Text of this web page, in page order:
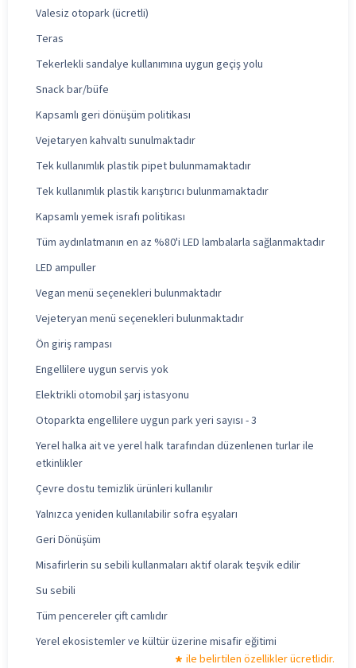
Valesiz otopark (ücretli)
Teras
Tekerlekli sandalye kullanımına uygun geçiş yolu
Snack bar/büfe
Kapsamlı geri dönüşüm politikası
Vejetaryen kahvaltı sunulmaktadır
Tek kullanımlık plastik pipet bulunmamaktadır
Tek kullanımlık plastik karıştırıcı bulunmamaktadır
Kapsamlı yemek israfı politikası
Tüm aydınlatmanın en az %80'i LED lambalarla sağlanmaktadır
LED ampuller
Vegan menü seçenekleri bulunmaktadır
Vejeteryan menü seçenekleri bulunmaktadır
Ön giriş rampası
Engellilere uygun servis yok
Elektrikli otomobil şarj istasyonu
Otoparkta engellilere uygun park yeri sayısı - 3
Yerel halka ait ve yerel halk tarafından düzenlenen turlar ile
etkinlikler
Çevre dostu temizlik ürünleri kullanılır
Yalnızca yeniden kullanılabilir sofra eşyaları
Geri Dönüşüm
Misafirlerin su sebili kullanmaları aktif olarak teşvik edilir
Su sebili
Tüm pencereler çift camlıdır
Yerel ekosistemler ve kültür üzerine misafir eğitimi
ile belirtilen özellikler ücretlidir.